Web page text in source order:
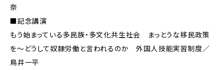
奈
■記念講演
もう始まっている多民族・多文化共生社会 まっとうな移民政策
を～どうして奴隷労働と言われるのか 外国人技能実習制度／
鳥井一平